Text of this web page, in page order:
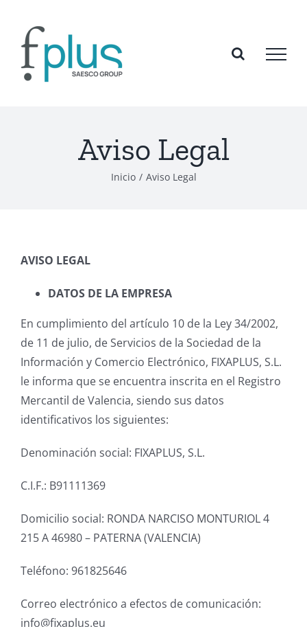
contenido
Aviso Legal
Inicio / Aviso Legal
AVISO LEGAL
DATOS DE LA EMPRESA
En cumplimiento del artículo 10 de la Ley 34/2002,
de 11 de julio, de Servicios de la Sociedad de la
Información y Comercio Electrónico, FIXAPLUS, S.L.
le informa que se encuentra inscrita en el Registro
Mercantil de Valencia, siendo sus datos
identificativos los siguientes:
Denominación social: FIXAPLUS, S.L.
C.I.F.: B91111369
Domicilio social: RONDA NARCISO MONTURIOL 4
215 A 46980 – PATERNA (VALENCIA)
Teléfono: 961825646
Correo electrónico a efectos de comunicación:
info@fixaplus.eu